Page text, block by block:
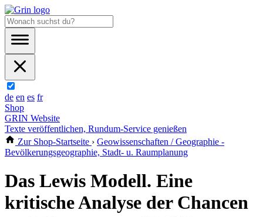
de en es fr
Shop
GRIN Website
Texte veröffentlichen, Rundum-Service genießen
Zur Shop-Startseite › Geowissenschaften / Geographie -
Bevölkerungsgeographie, Stadt- u. Raumplanung
Das Lewis Modell. Eine
kritische Analyse der Chancen